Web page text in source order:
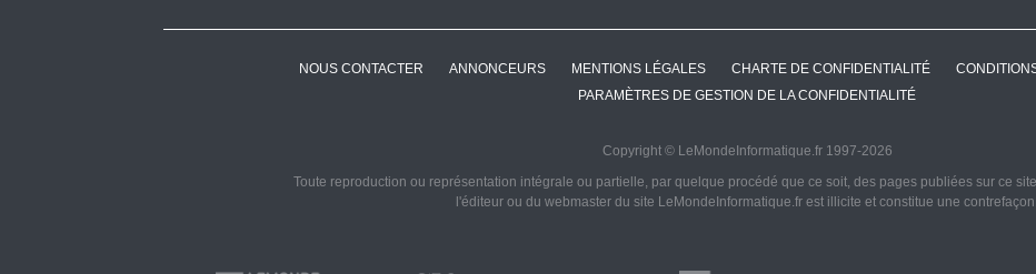
NOUS CONTACTER ANNONCEURS MENTIONS LÉGALES CHARTE DE CONFIDENTIALITÉ
PARAMÈTRES DE GESTION DE LA CONFIDENTIALITÉ
Copyright © LeMondeInformatique.fr 1997-2026
Toute reproduction ou représentation intégrale ou partielle, par quelque procédé que ce soit, des pages publiées sur ce
l'éditeur ou du webmaster du site LeMondeInformatique.fr est illicite et constitue une contrefaçon.